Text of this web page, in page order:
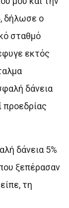
δήλωσε ο
σταθμό
εκτός
δάνεια
προεδρίας
δάνεια 5%
ξεπέρασαν
τη